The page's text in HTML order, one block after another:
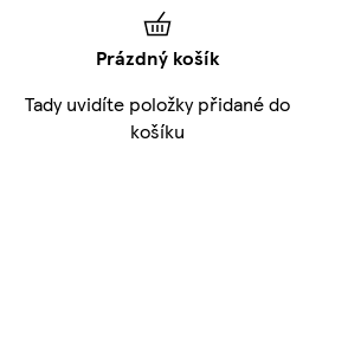
Prázdný košík
Tady uvidíte položky přidané do
košíku